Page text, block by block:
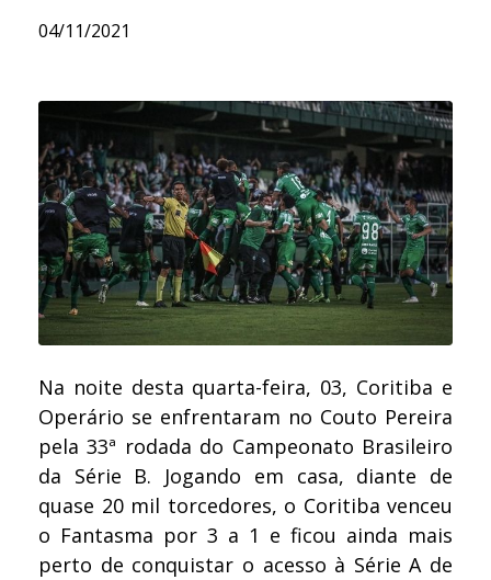
04/11/2021
Na noite desta quarta-feira, 03, Coritiba e
Operário se enfrentaram no Couto Pereira
pela 33ª rodada do Campeonato Brasileiro
da Série B. Jogando em casa, diante de
quase 20 mil torcedores, o Coritiba venceu
o Fantasma por 3 a 1 e ficou ainda mais
perto de conquistar o acesso à Série A de